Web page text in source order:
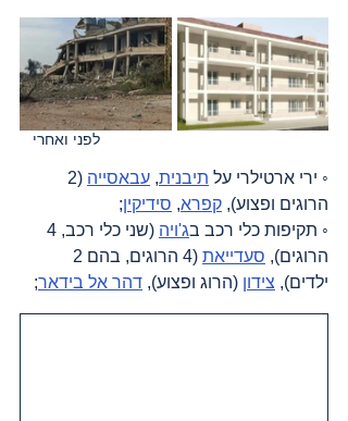
לפני ואחרי
◦ ירי ארטילרי על תיבנית, עבאסייה
הרוגים ופצוע), קפרא, סידיקין;
◦ תקיפות כלי רכב בג'ויה
הרוגים), סעדייאת
ילדים), צידון (הרוג ופצוע), דהר אל בידאר;